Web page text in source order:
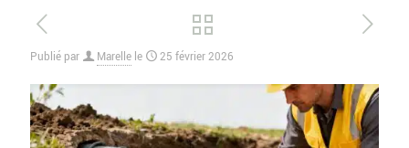
Publié par Marelle le 25 février 2026